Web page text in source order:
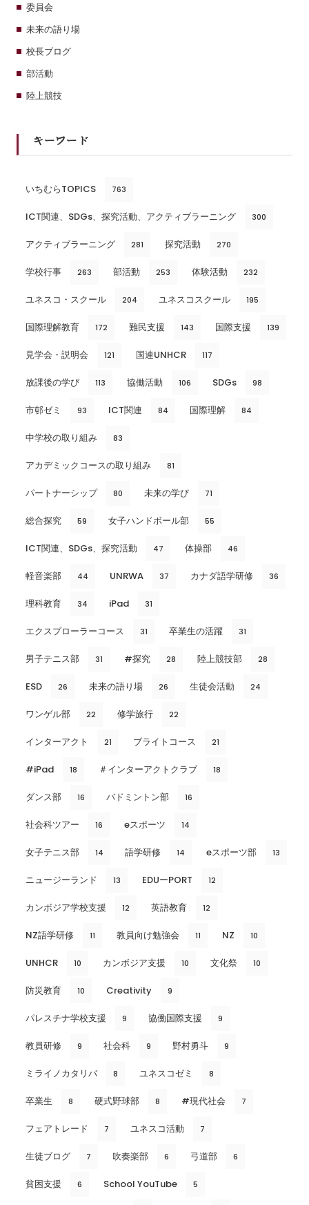
委員会
未来の語り場
校長ブログ
部活動
陸上競技
キーワード
いちむらTOPICS 763
ICT関連、SDGs、探究活動、アクティブラーニング 300
アクティブラーニング 281 探究活動 270
学校行事 263 部活動 253 体験活動 232
ユネスコ・スクール 204 ユネスコスクール 195
国際理解教育 172 難民支援 143 国際支援 139
見学会・説明会 121 国連UNHCR 117
放課後の学び 113 協働活動 106 SDGs 98
市邨ゼミ 93 ICT関連 84 国際理解 84
中学校の取り組み 83
アカデミックコースの取り組み 81
パートナーシップ 80 未来の学び 71
総合探究 59 女子ハンドボール部 55
ICT関連、SDGs、探究活動 47 体操部 46
軽音楽部 44 UNRWA 37 カナダ語学研修 36
理科教育 34 iPad 31
エクスプローラーコース 31 卒業生の活躍 31
男子テニス部 31 #探究 28 陸上競技部 28
ESD 26 未来の語り場 26 生徒会活動 24
ワンゲル部 22 修学旅行 22
インターアクト 21 ブライトコース 21
#iPad 18 ＃インターアクトクラブ 18
ダンス部 16 バドミントン部 16
社会科ツアー 16 eスポーツ 14
女子テニス部 14 語学研修 14 eスポーツ部 13
ニュージーランド 13 EDUーPORT 12
カンボジア学校支援 12 英語教育 12
NZ語学研修 11 教員向け勉強会 11 NZ 10
UNHCR 10 カンボジア支援 10 文化祭 10
防災教育 10 Creativity 9
パレスチナ学校支援 9 協働国際支援 9
教員研修 9 社会科 9 野村勇斗 9
ミライノカタリバ 8 ユネスコゼミ 8
卒業生 8 硬式野球部 8 #現代社会 7
フェアトレード 7 ユネスコ活動 7
生徒ブログ 7 吹奏楽部 6 弓道部 6
貧困支援 6 School YouTube 5